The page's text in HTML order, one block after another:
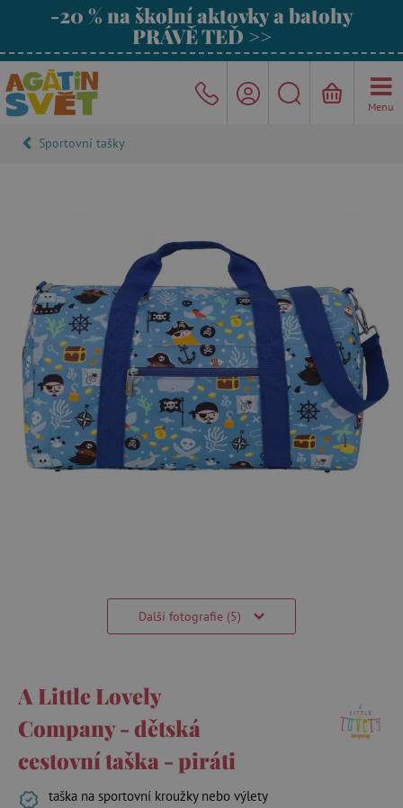
-20 % na školní aktovky a batohy
PRÁVĚ TEĎ >>
Menu
Sportovní tašky
Další fotografie (5)
A Little Lovely
Company - dětská
cestovní taška - piráti
taška na sportovní kroužky nebo výlety